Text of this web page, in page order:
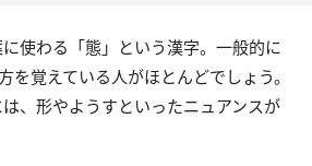
使わる「態」という漢字。一般的に
を覚えている人がほとんどでしょう。
は、形やようすといったニュアンスが